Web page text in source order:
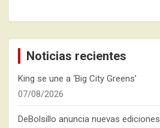
Noticias recientes
King se une a ‘Big City Greens’
07/08/2026
DeBolsillo anuncia nuevas ediciones